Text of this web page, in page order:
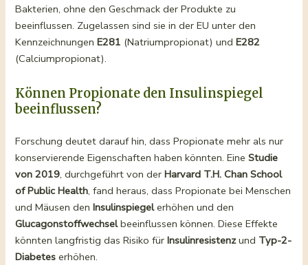
Bakterien, ohne den Geschmack der Produkte zu
beeinflussen. Zugelassen sind sie in der EU unter den
KennzeichnungenE281 (Natriumpropionat) undE282
(Calciumpropionat).
Können Propionate den Insulinspiegel
beeinflussen?
Forschung deutet darauf hin, dass Propionate mehr als nur
konservierende Eigenschaften haben könnten. EineStudie
von 2019, durchgeführt von derHarvard T.H. Chan School
of Public Health, fand heraus, dass Propionate bei Menschen
und Mäusen denInsulinspiegelerhöhen und den
Glucagonstoffwechselbeeinflussen können. Diese Effekte
könnten langfristig das Risiko fürInsulinresistenzund Typ-2-
Diabetes erhöhen.